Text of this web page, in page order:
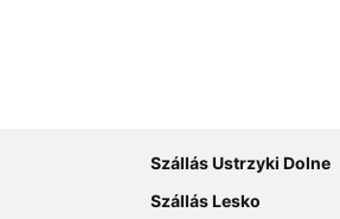
Szállás Ustrzyki Dolne
Szállás Lesko